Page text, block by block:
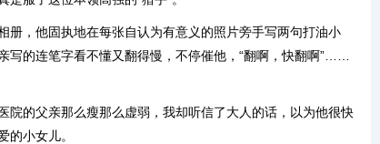
册，他固执地在每张自认为有意义的照片旁手写两句打油小
写的连笔字看不懂又翻得慢，不停催他，“翻啊，快翻啊”……
院的父亲那么瘦那么虚弱，我却听信了大人的话，以为他很快
的小女儿。